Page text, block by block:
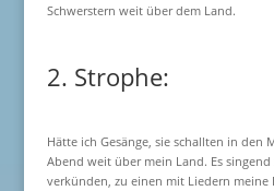
Schwerstern weit über dem Land.
2. Strophe:
Hätte ich Gesänge, sie schallten in den
Abend weit über mein Land. Es
verkünden, zu einen mit Liedern meine